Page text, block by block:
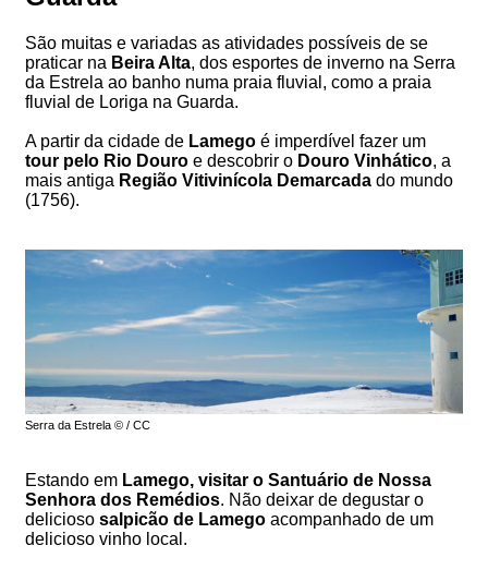
São muitas e variadas as atividades possíveis de se
praticar na Beira Alta, dos esportes de inverno na Serra
da Estrela ao banho numa praia fluvial, como a praia
fluvial de Loriga na Guarda.
A partir da cidade de Lamego é imperdível fazer um
tour pelo Rio Douro e descobrir o Douro Vinhático, a
mais antiga Região Vitivinícola Demarcada do mundo
(1756).
Serra da Estrela © / CC
Estando em Lamego, visitar o Santuário de Nossa
Senhora dos Remédios. Não deixar de degustar o
delicioso salpicão de Lamego acompanhado de um
delicioso vinho local.